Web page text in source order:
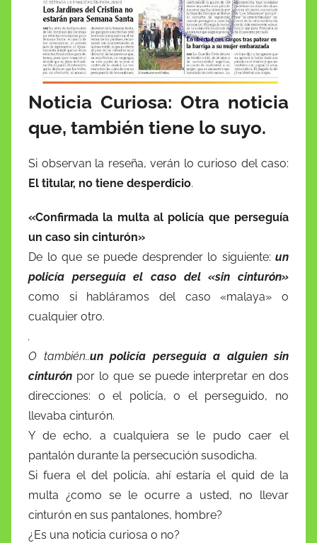
b
o
o
k
A
p
p
dI
n
o
n
W
is
h
Li
st
ar
tir
Noticia Curiosa: Otra noticia
que, también tiene lo suyo.
Si observan la reseña, verán lo curioso del caso:
El titular, no tiene desperdicio.
«Confirmada la multa al policía que perseguía
un caso sin cinturón»
De lo que se puede desprender lo siguiente: un
policía perseguía el caso del «sin cinturón»
como si habláramos del caso «malaya» o
cualquier otro.
.
O también..un policía perseguía a alguien sin
cinturón por lo que se puede interpretar en dos
direcciones: o el policía, o el perseguido, no
llevaba cinturón.
Y de echo, a cualquiera se le pudo caer el
pantalón durante la persecución susodicha.
Si fuera el del policía, ahí estaría el quid de la
multa ¿como se le ocurre a usted, no llevar
cinturón en sus pantalones, hombre?
¿Es una noticia curiosa o no?